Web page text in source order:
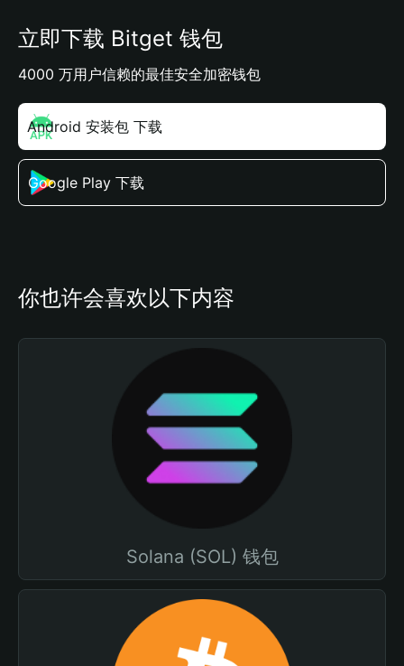
立即下载 Bitget 钱包
4000 万用户信赖的最佳安全加密钱包
Android 安装包 下载
Google Play 下载
你也许会喜欢以下内容
Solana (SOL) 钱包